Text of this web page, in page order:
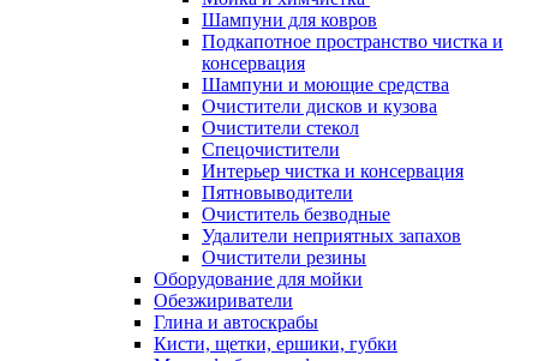
Шампуни для ковров
Подкапотное пространство чистка и
консервация
Шампуни и моющие средства
Очистители дисков и кузова
Очистители стекол
Спецочистители
Интерьер чистка и консервация
Пятновыводители
Очиститель безводные
Удалители неприятных запахов
Очистители резины
Оборудование для мойки
Обезжириватели
Глина и автоскрабы
Кисти, щетки, ершики, губки